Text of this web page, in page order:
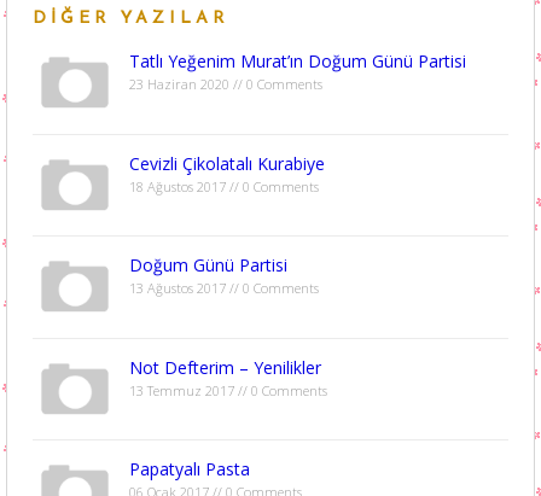
DIĞER YAZILAR
Tatlı Yeğenim Murat’ın Doğum Günü Partisi
23 Haziran 2020 // 0 Comments
Cevizli Çikolatalı Kurabiye
18 Ağustos 2017 // 0 Comments
Doğum Günü Partisi
13 Ağustos 2017 // 0 Comments
Not Defterim – Yenilikler
13 Temmuz 2017 // 0 Comments
Papatyalı Pasta
06 Ocak 2017 // 0 Comments